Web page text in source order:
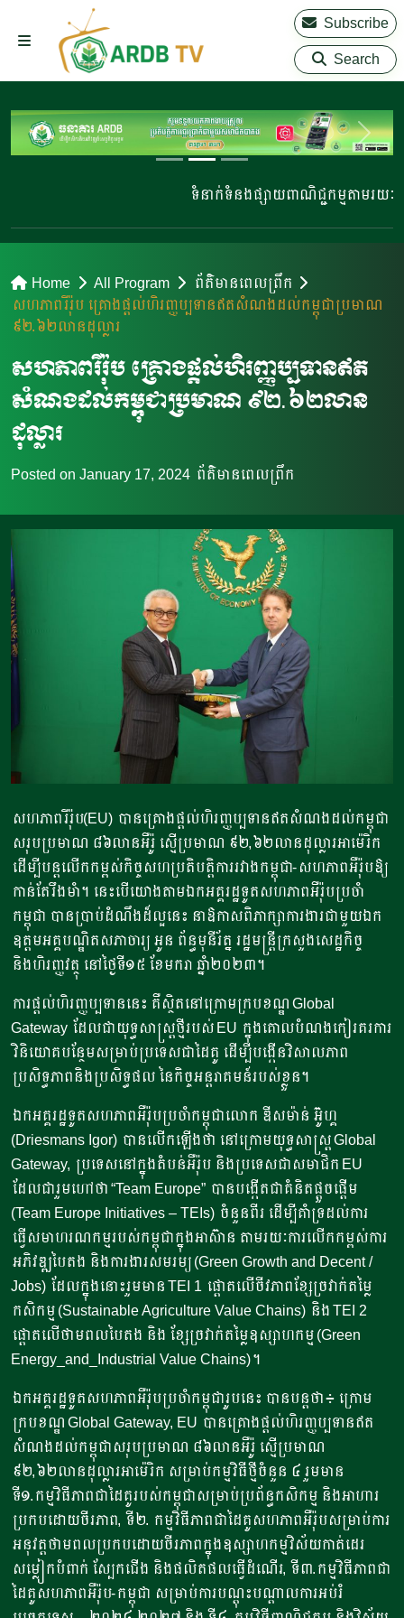
Subscribe
Search
ទំនាក់ទំនងផ្សាយពាណិជ្ជកម្មតាមរយៈ
Home All Program
ព័ត៌មានពេលព្រឹក
សហភាពរឺរ៉ុប គ្រោងផ្តល់ហិរញ្ញប្បទានឥតសំណងដល់កម្ពុជាប្រមាណ
៩២.៦២លានដុល្លារ
សហភាពរឺរ៉ុប គ្រោងផ្តល់ហិរញ្ញប្បទានឥត
សំណងដល់កម្ពុជាប្រមាណ ៩២.៦២លាន
ដុល្លារ
Posted on January 17, 2024 ព័ត៌មានពេលព្រឹក
សហភាពរឺរ៉ុប(EU) បានគ្រោងផ្តល់ហិរញ្ញប្បទានឥតសំណងដល់កម្ពុជា
សរុបប្រមាណ ៨៦លានអឺរ៉ូ ស្មើប្រមាណ ៩២,៦២លានដុល្លារអាម៉េរិក
ដើម្បីបន្តលើកកម្ពស់កិច្ចសហប្រតិបត្តិការរវាងកម្ពុជា-សហភាពអឺរ៉ុបឱ្យ
កាន់តែរឹងមាំ។ នេះបើយោងតាមឯកអគ្គរដ្ឋទូតសហភាពអឺរ៉ុបប្រចាំ
កម្ពុជា បានប្រាប់ដំណឹងដ៏ល្អនេះ នាឱកាសពិភាក្សាការងារជាមួយឯក
ឧត្តមអគ្គបណ្ឌិតសភាចារ្យ អូន ព័ន្ធមុនីរ័ត្ន រដ្ឋមន្រ្តីក្រសួងសេដ្ឋកិច្ច
និងហិរញ្ញវត្ថុ នៅថ្ងៃទី១៥ ខែមករា ឆ្នាំ២០២៣។
ការផ្តល់ហិរញ្ញប្បទាននេះ គឺស្ថិតនៅក្រោមក្របខណ្ឌ Global
Gateway ដែលជាយុទ្ធសាស្រ្តថ្មីរបស់ EU ក្នុងគោលបំណងកៀរគរការ
វិនិយោគបន្ថែមសម្រាប់ប្រទេសជាដៃគូ ដើម្បីបង្កើនវិសាលភាព
ប្រសិទ្ធភាពនិងប្រសិទ្ធផល នៃកិច្ចអន្តរាគមន៍របស់ខ្លួន។
ឯកអគ្គរដ្ឋទូតសហភាពអឺរ៉ុបប្រចាំកម្ពុជាលោក ឌីសម៉ាន់ អ៊ូហ្គ
(Driesmans Igor) បានលើកឡើងថា នៅក្រោមយុទ្ធសាស្ត្រ Global
Gateway, ប្រទេសនៅក្នុងតំបន់អឺរ៉ុប និងប្រទេសជាសមាជិក EU
ដែលជារួមហៅថា “Team Europe” បានបង្កើតជាគំនិតផ្តួចផ្តើម
(Team Europe Initiatives – TEIs) ចំនួនពីរ ដើម្បីគាំទ្រដល់ការ
ធ្វើសមាហរណកម្មរបស់កម្ពុជាក្នុងអាស៊ាន តាមរយៈការលើកកម្ពស់ការ
អភិវឌ្ឍបៃតង និងការងារសមរម្យ (Green Growth and Decent /
Jobs) ដែលក្នុងនោះរួមមាន TEI 1 ផ្តោតលើចីវភាពខ្សែច្រវាក់តម្លៃ
កសិកម្ម (Sustainable Agriculture Value Chains) និង TEI 2
ផ្តោតលើថាមពលបៃតង និង ខ្សែច្រវាក់តម្លៃឧស្សាហកម្ម (Green
Energy_and_Industrial Value Chains)។
ឯកអគ្គរដ្ឋទូតសហភាពអឺរ៉ុបប្រចាំកម្ពុជារូបនេះ បានបន្តថា៖ ក្រោម
ក្របខណ្ឌ Global Gateway, EU បានគ្រោងផ្តល់ហិរញ្ញប្បទានឥត
សំណងដល់កម្ពុជាសរុបប្រមាណ ៨៦លានអឺរ៉ូ ស្មើប្រមាណ
៩២,៦២លានដុល្លារអាម៉េរិក សម្រាប់កម្មវិធីថ្មីចំនួន ៤ រួមមាន
ទី១.កម្មវិធីភាពជាដៃគូរបស់កម្ពុជាសម្រាប់ប្រព័ន្ធកសិកម្ម និងអាហារ
ប្រកបដោយចីរភាព, ទី២. កម្មវិធីភាពជាដៃគូសហភាពអឺរ៉ុបសម្រាប់ការ
អនុវត្តថាមពលប្រកបដោយចីរភាពក្នុងឧស្សាហកម្មវិស័យកាត់ដេរ
សម្លៀកបំពាក់ ស្បែកជើង និងផលិតផលធ្វើដំណើរ, ទី៣.កម្មវិធីភាពជា
ដៃគូសហភាពអឺរ៉ុប-កម្ពុជា សម្រាប់ការបណ្ដុះបណ្ដាលការអប់រំ